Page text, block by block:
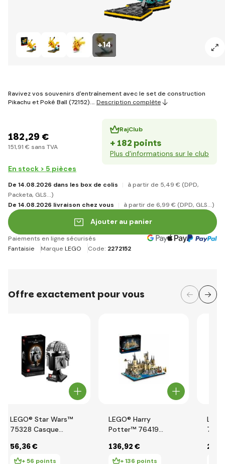
+14
Ravivez vos souvenirs d'entraînement avec le set de construction
Pikachu et Poké Ball (72152).… Description complète
182,29 €
151,91 € sans TVA
RajClub
+ 182 points
Plus d'informations sur le club
En stock > 5 pièces
De 14.08.2026 dans les box de colis à partir de 5,49 € (DPD,
Packeta, GLS...)
De 14.08.2026 livraison chez vous
à partir de 6,99 € (DPD, GLS...)
Ajouter au panier
Paiements en ligne sécurisés
Fantaisie
Marque LEGO Code: 2272152
Offre exactement pour vous
LEGO® Star Wars™
75328 Casque
56,36 €
+ 56 points
LEGO® Harry
Potter™ 76419
Poudlard et ses
environs
136,92 €
+ 136 points
206